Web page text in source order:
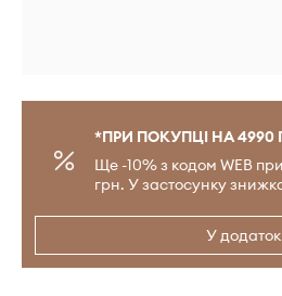
*ПРИ ПОКУПЦІ НА 4990
Ще -10% з кодом WEB
грн. У застосунку
У додаток